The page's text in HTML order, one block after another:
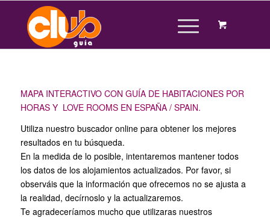
MAPA INTERACTIVO CON GUÍA DE HABITACIONES POR
HORAS Y LOVE ROOMS EN ESPAÑA / SPAIN.
Utiliza nuestro buscador online para obtener los mejores
resultados en tu búsqueda.
En la medida de lo posible, intentaremos mantener todos
los datos de los alojamientos actualizados. Por favor, si
observáis que la información que ofrecemos no se ajusta a
la realidad, decírnoslo y la actualizaremos.
Te agradeceríamos mucho que utilizaras nuestros